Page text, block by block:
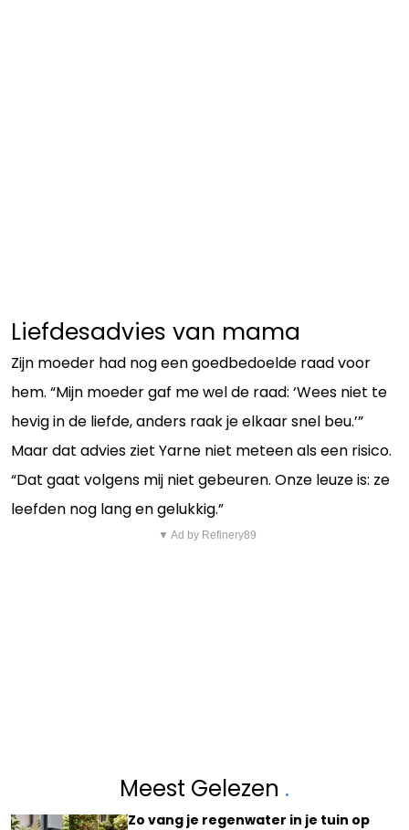
Liefdesadvies van mama
Zijn moeder had nog een goedbedoelde raad voor
hem. “Mijn moeder gaf me wel de raad: ‘Wees niet te
hevig in de liefde, anders raak je elkaar snel beu.’”
Maar dat advies ziet Yarne niet meteen als een risico.
“Dat gaat volgens mij niet gebeuren. Onze leuze is: ze
leefden nog lang en gelukkig.”
▼ Ad by Refinery89
Meest Gelezen .
Zo vang je regenwater in je tuin op